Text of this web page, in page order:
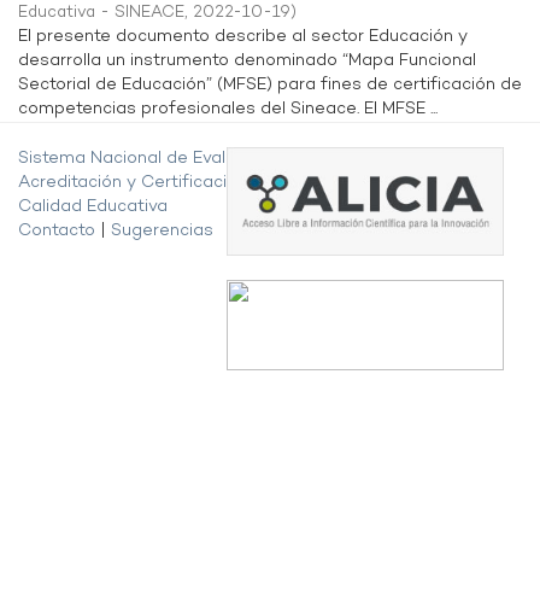
Educativa - SINEACE, 2022-10-19)
El presente documento describe al sector Educación y
desarrolla un instrumento denominado “Mapa Funcional
Sectorial de Educación” (MFSE) para fines de certificación de
competencias profesionales del Sineace. El MFSE ...
Sistema Nacional de Evaluación,
Acreditación y Certificación de la
Calidad Educativa
Contacto
Sugerencias